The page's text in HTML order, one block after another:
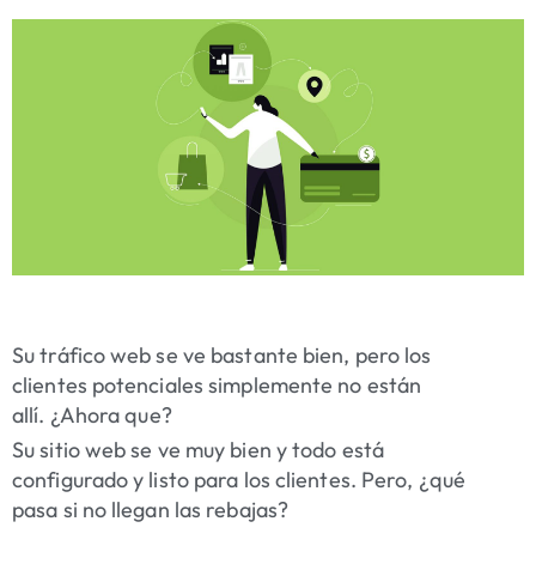
Su tráfico web se ve bastante bien, pero los
clientes potenciales simplemente no están
allí. ¿Ahora que?
Su sitio web se ve muy bien y todo está
configurado y listo para los clientes. Pero, ¿qué
pasa si no llegan las rebajas?